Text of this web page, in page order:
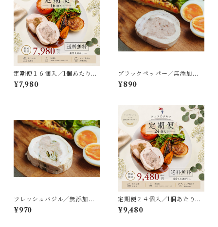
定期便１６個入／1個あたり49
8円／初回2,000円OFF／送料
無料／シェフのチキンアレン
¥7,980
ブラックペッパー／無添加の
サラダチキン／直前に挽き立
てるブラックペッパー／１pc
¥890
フレッシュバジル／無添加の
サラダチキン／生のバジルが
食卓を爽やかに／１pc（約70
¥970
定期便２４個入／1個あたり39
5円／初回3,000円OFF／送料
無料／シェフのチキンアレン
¥9,480